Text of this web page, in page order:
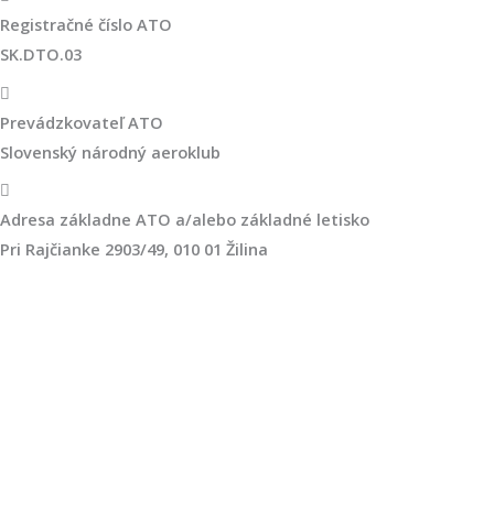
Registračné číslo ATO
SK.DTO.03
Prevádzkovateľ ATO
Slovenský národný aeroklub
Adresa základne ATO a/alebo základné letisko
Pri Rajčianke 2903/49, 010 01 Žilina